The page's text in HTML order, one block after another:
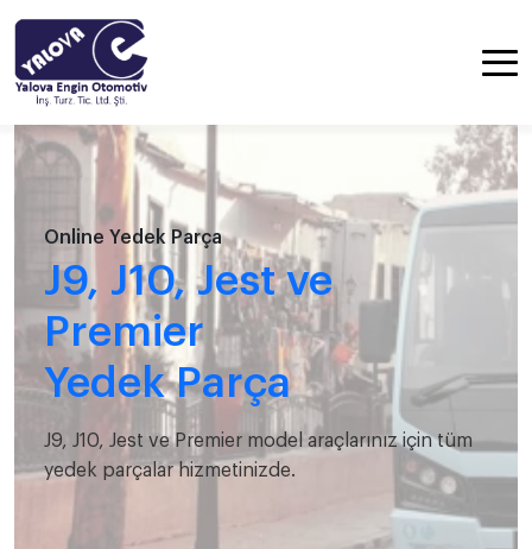
Online Yedek Parça
J9, J10, Jest ve
Premier
Yedek Parça
J9, J10, Jest ve Premier model araçlarınız için tüm
yedek parçalar hizmetinizde.